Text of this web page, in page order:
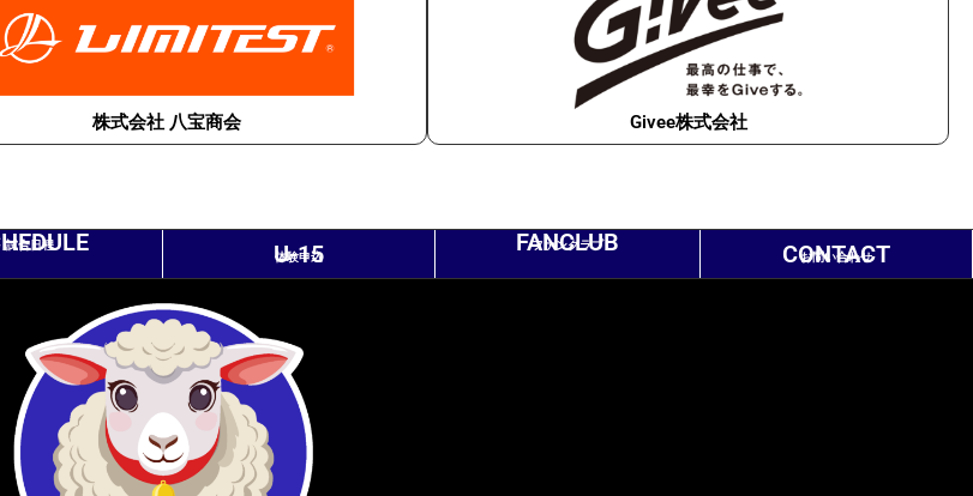
株式会社 八宝商会 Givee株式会社
試合日程 U-15
体験申込
FANCLUB
ファンクラブ CONTACT
お問い合わせ